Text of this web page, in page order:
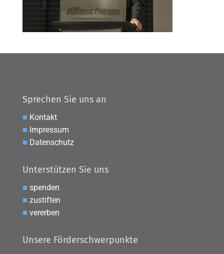
Sprechen Sie uns an
■ Kontakt
■ Impressum
■ Datenschutz
Unterstützen Sie uns
■ spenden
■ zustiften
■ vererben
Unsere Förderschwerpunkte